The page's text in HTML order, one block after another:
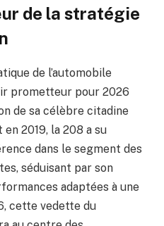
de la stratégie
de l’automobile
prometteur pour 2026
de sa célèbre citadine
2019, la 208 a su
dans le segment des
séduisant par son
adaptées à une
cette vedette du